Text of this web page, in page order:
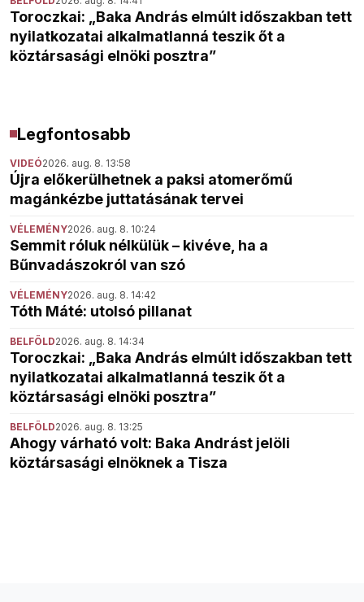
Toroczkai: „Baka András elmúlt időszakban tett
nyilatkozatai alkalmatlanná teszik őt a
köztársasági elnöki posztra”
Legfontosabb
VIDEÓ2026. aug. 8. 13:58
Újra előkerülhetnek a paksi atomerőmű
magánkézbe juttatásának tervei
VÉLEMÉNY2026. aug. 8. 10:24
Semmit róluk nélkülük – kivéve, ha a
Bűnvadászokról van szó
VÉLEMÉNY2026. aug. 8. 14:42
Tóth Máté: utolsó pillanat
BELFÖLD2026. aug. 8. 14:34
Toroczkai: „Baka András elmúlt időszakban tett
nyilatkozatai alkalmatlanná teszik őt a
köztársasági elnöki posztra”
BELFÖLD2026. aug. 8. 13:25
Ahogy várható volt: Baka Andrást jelöli
köztársasági elnöknek a Tisza